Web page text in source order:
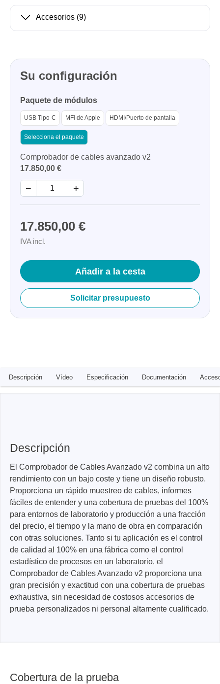
Accesorios (9)
Su configuración
Paquete de módulos
USB Tipo-C MFi de Apple HDMI/Puerto de pantalla
Selecciona el paquete
Comprobador de cables avanzado v2
17.850,00 €
− +
17.850,00 €
IVA incl.
Añadir a la cesta
Solicitar presupuesto
Descripción Vídeo Especificación Documentación
Descripción
El Comprobador de Cables Avanzado v2 combina un alto
rendimiento con un bajo coste y tiene un diseño robusto.
Proporciona un rápido muestreo de cables, informes
fáciles de entender y una cobertura de pruebas del 100%
para entornos de laboratorio y producción a una fracción
del precio, el tiempo y la mano de obra en comparación
con otras soluciones. Tanto si tu aplicación es el control
de calidad al 100% en una fábrica como el control
estadístico de procesos en un laboratorio, el
Comprobador de Cables Avanzado v2 proporciona una
gran precisión y exactitud con una cobertura de pruebas
exhaustiva, sin necesidad de costosos accesorios de
prueba personalizados ni personal altamente cualificado.
Cobertura de la prueba